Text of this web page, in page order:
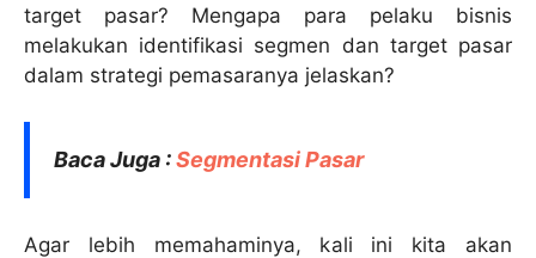
target pasar? Mengapa para pelaku bisnis
melakukan identifikasi segmen dan target pasar
dalam strategi pemasaranya jelaskan?
Baca Juga :Segmentasi Pasar
Agar lebih memahaminya, kali ini kita akan